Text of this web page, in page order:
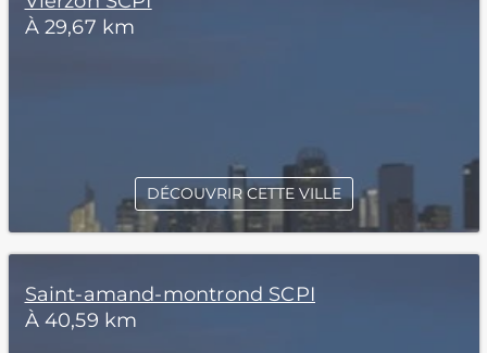
À 29,67 km
DÉCOUVRIR CETTE VILLE
Saint-amand-montrond SCPI
À 40,59 km